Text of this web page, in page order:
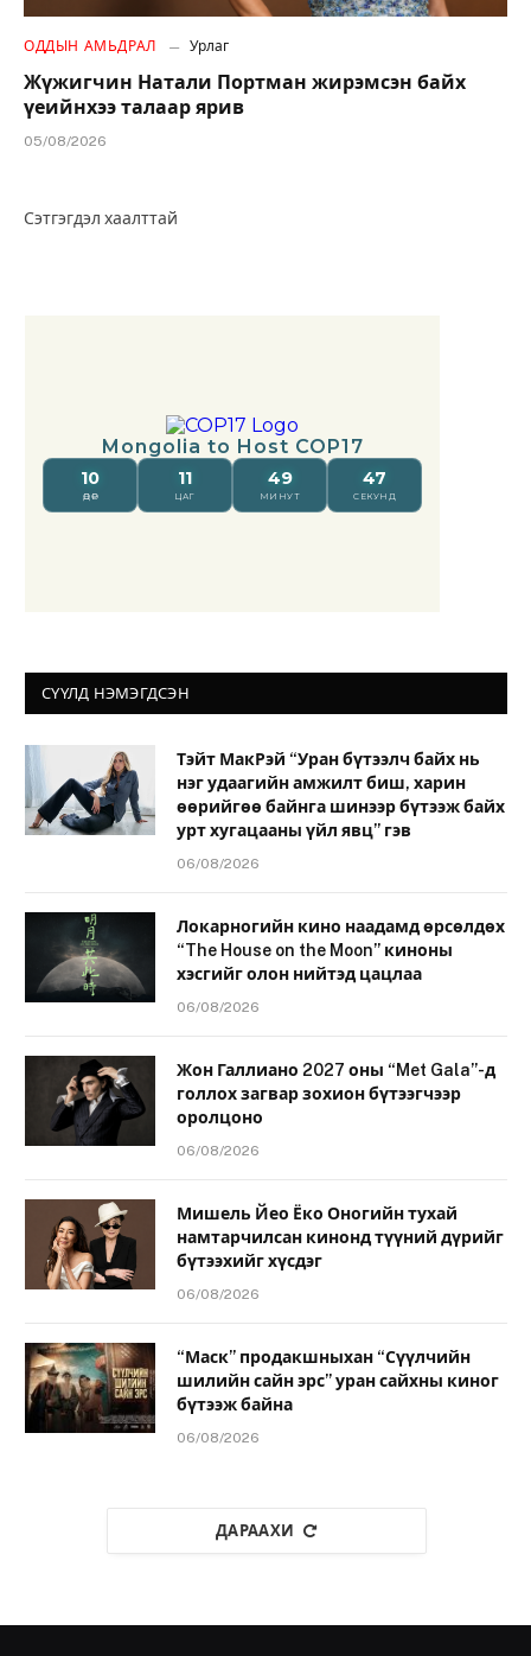
ОДДЫН АМЬДРАЛ Урлаг
Жүжигчин Натали Портман жирэмсэн байх
үеийнхээ талаар ярив
05/08/2026
Сэтгэгдэл хаалттай
СҮҮЛД НЭМЭГДСЭН
Тэйт МакРэй “Уран бүтээлч байх нь
нэг удаагийн амжилт биш, харин
өөрийгөө байнга шинээр бүтээж байх
урт хугацааны үйл явц” гэв
06/08/2026
Локарногийн кино наадамд өрсөлдөх
“The House on the Moon” киноны
хэсгийг олон нийтэд цацлаа
06/08/2026
Жон Галлиано 2027 оны “Met Gala”-д
голлох загвар зохион бүтээгчээр
оролцоно
06/08/2026
Мишель Йео Ёко Оногийн тухай
намтарчилсан кинонд түүний дүрийг
бүтээхийг хүсдэг
06/08/2026
“Маск” продакшныхан “Сүүлчийн
шилийн сайн эрс” уран сайхны киног
бүтээж байна
06/08/2026
ДАРААХИ